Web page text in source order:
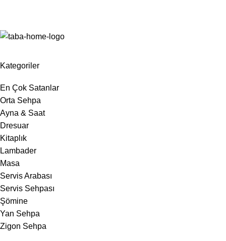
Kategoriler
En Çok Satanlar
Orta Sehpa
Ayna & Saat
Dresuar
Kitaplık
Lambader
Masa
Servis Arabası
Servis Sehpası
Şömine
Yan Sehpa
Zigon Sehpa